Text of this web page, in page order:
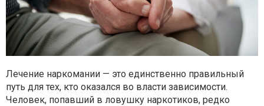
Лечение наркомании — это единственно правильный
путь для тех, кто оказался во власти зависимости.
Человек, попавший в ловушку наркотиков, редко